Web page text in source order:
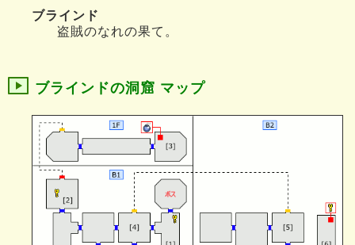
ブラインド
盗賊のなれの果て。
ブラインドの洞窟 マップ